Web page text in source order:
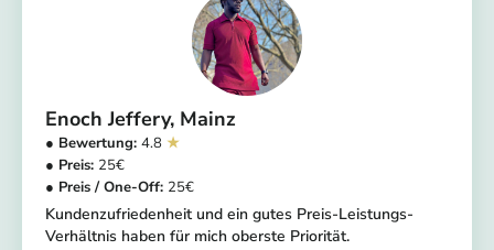
Enoch Jeffery Mainz
4.8
25
25
Kundenzufriedenheit und ein gutes Preis-Leistungs-
Verhältnis haben für mich oberste Priorität.